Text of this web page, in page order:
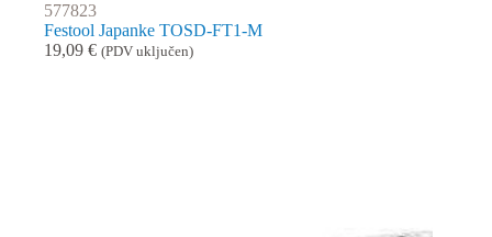
577823
Festool Japanke TOSD-FT1-M
19,09 € (PDV uključen)